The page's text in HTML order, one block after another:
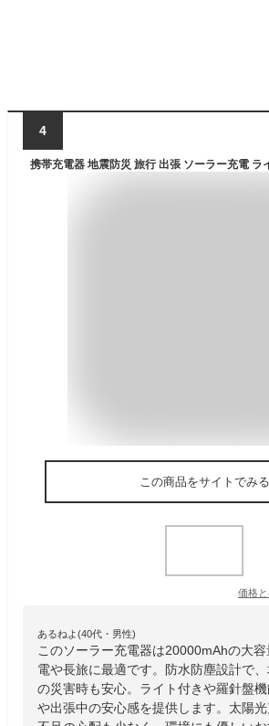
4
この商品をサイトでみる
価格
あるねよ(40代・男性)
このソーラー充電器は20000mAhの大
電や長旅に最適です。防水防塵設計で
の災害時も安心。ライト付きや羅針盤
や出張中の安心感を提供します。太陽